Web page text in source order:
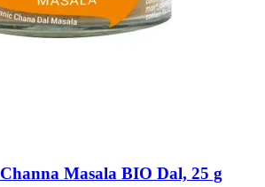
Channa Masala BIO Dal, 25 g